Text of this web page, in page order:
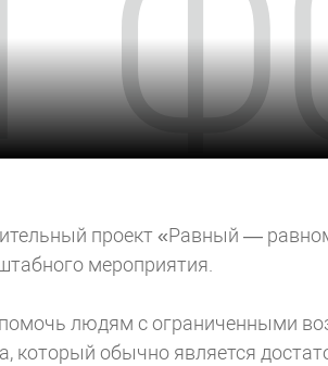
проект «Равный —
мероприятия.
людям с ограниченными
который обычно является